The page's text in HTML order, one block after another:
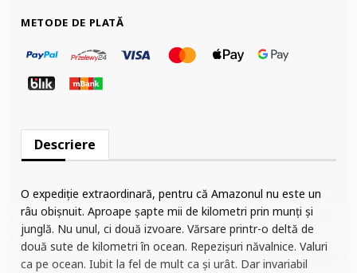
METODE DE PLATĂ
Descriere
O expediție extraordinară, pentru că Amazonul nu este un
râu obișnuit. Aproape șapte mii de kilometri prin munți și
junglă. Nu unul, ci două izvoare. Vărsare printr-o deltă de
două sute de kilometri în ocean. Repezișuri năvalnice. Valuri
ca pe ocean. Iubit la fel de mult ca și urât. Dar invariabil